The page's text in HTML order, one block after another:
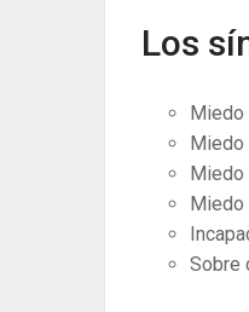
Los
Miedo
Miedo
Miedo
Miedo
Sobre